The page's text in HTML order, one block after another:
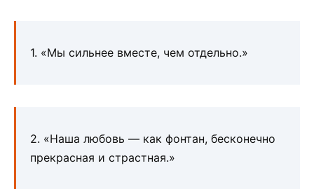
1. «Мы сильнее вместе, чем отдельно.»
2. «Наша любовь — как фонтан, бесконечно
прекрасная и страстная.»